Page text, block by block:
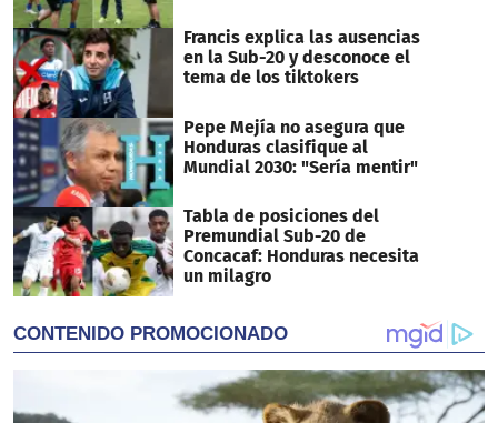
Francis explica las ausencias
en la Sub-20 y desconoce el
tema de los tiktokers
Pepe Mejía no asegura que
Honduras clasifique al
Mundial 2030: "Sería mentir"
Tabla de posiciones del
Premundial Sub-20 de
Concacaf: Honduras necesita
un milagro